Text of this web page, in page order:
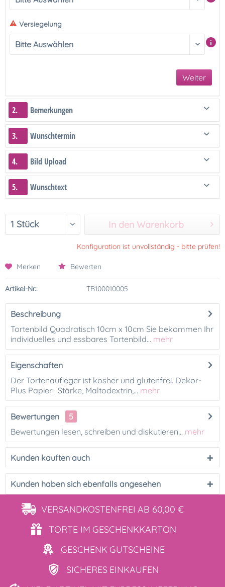
Versiegelung
Weiter
2. Bemerkungen
3. Wunschtermin
4. Bild Upload
5. Wunschtext
In den Warenkorb
Konfiguration ist unvollständig - bitte prüfen!
Merken Bewerten
Artikel-Nr.: TB100010005
Beschreibung
Tortenbild Quadratisch 10cm x 10cm Sie bekommen Ihr
individuelles und essbares Tortenbild... mehr
Eigenschaften
Der Tortenaufleger ist kosher und glutenfrei. Dekor-
Plus Papier: Stärke, Maltodextrin,... mehr
Bewertungen
5
Bewertungen lesen, schreiben und diskutieren... mehr
Kunden kauften auch
Kunden haben sich ebenfalls angesehen
VERSANDKOSTENFREI AB 60,00 €
TORTE IM GESCHENKKARTON
GESCHENK GUTSCHEINE
SICHERES EINKAUFEN